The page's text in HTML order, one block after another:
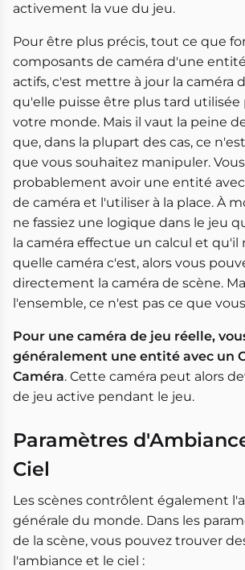
activement la vue du jeu.
Pour être plus précis, tout ce que
composants de caméra d'une
actifs, c'est mettre à jour la caméra
qu'elle puisse être plus tard utilisée
votre monde. Mais il vaut la peine
que, dans la plupart des cas, ce
que vous souhaitez manipuler.
probablement avoir une entité
de caméra et l'utiliser à la place. À
ne fassiez une logique dans le jeu
la caméra effectue un calcul et qu'il
quelle caméra c'est, alors vous
directement la caméra de scène.
l'ensemble, ce n'est pas ce que
Pour une caméra de jeu réelle,
généralement une entité avec un
Caméra. Cette caméra peut alors
de jeu active pendant le jeu.
Paramètres
Ciel
Les scènes contrôlent également
générale du monde. Dans les
de la scène, vous pouvez trouver
l'ambiance et le ciel :